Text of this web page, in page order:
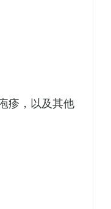
疹，以及其他